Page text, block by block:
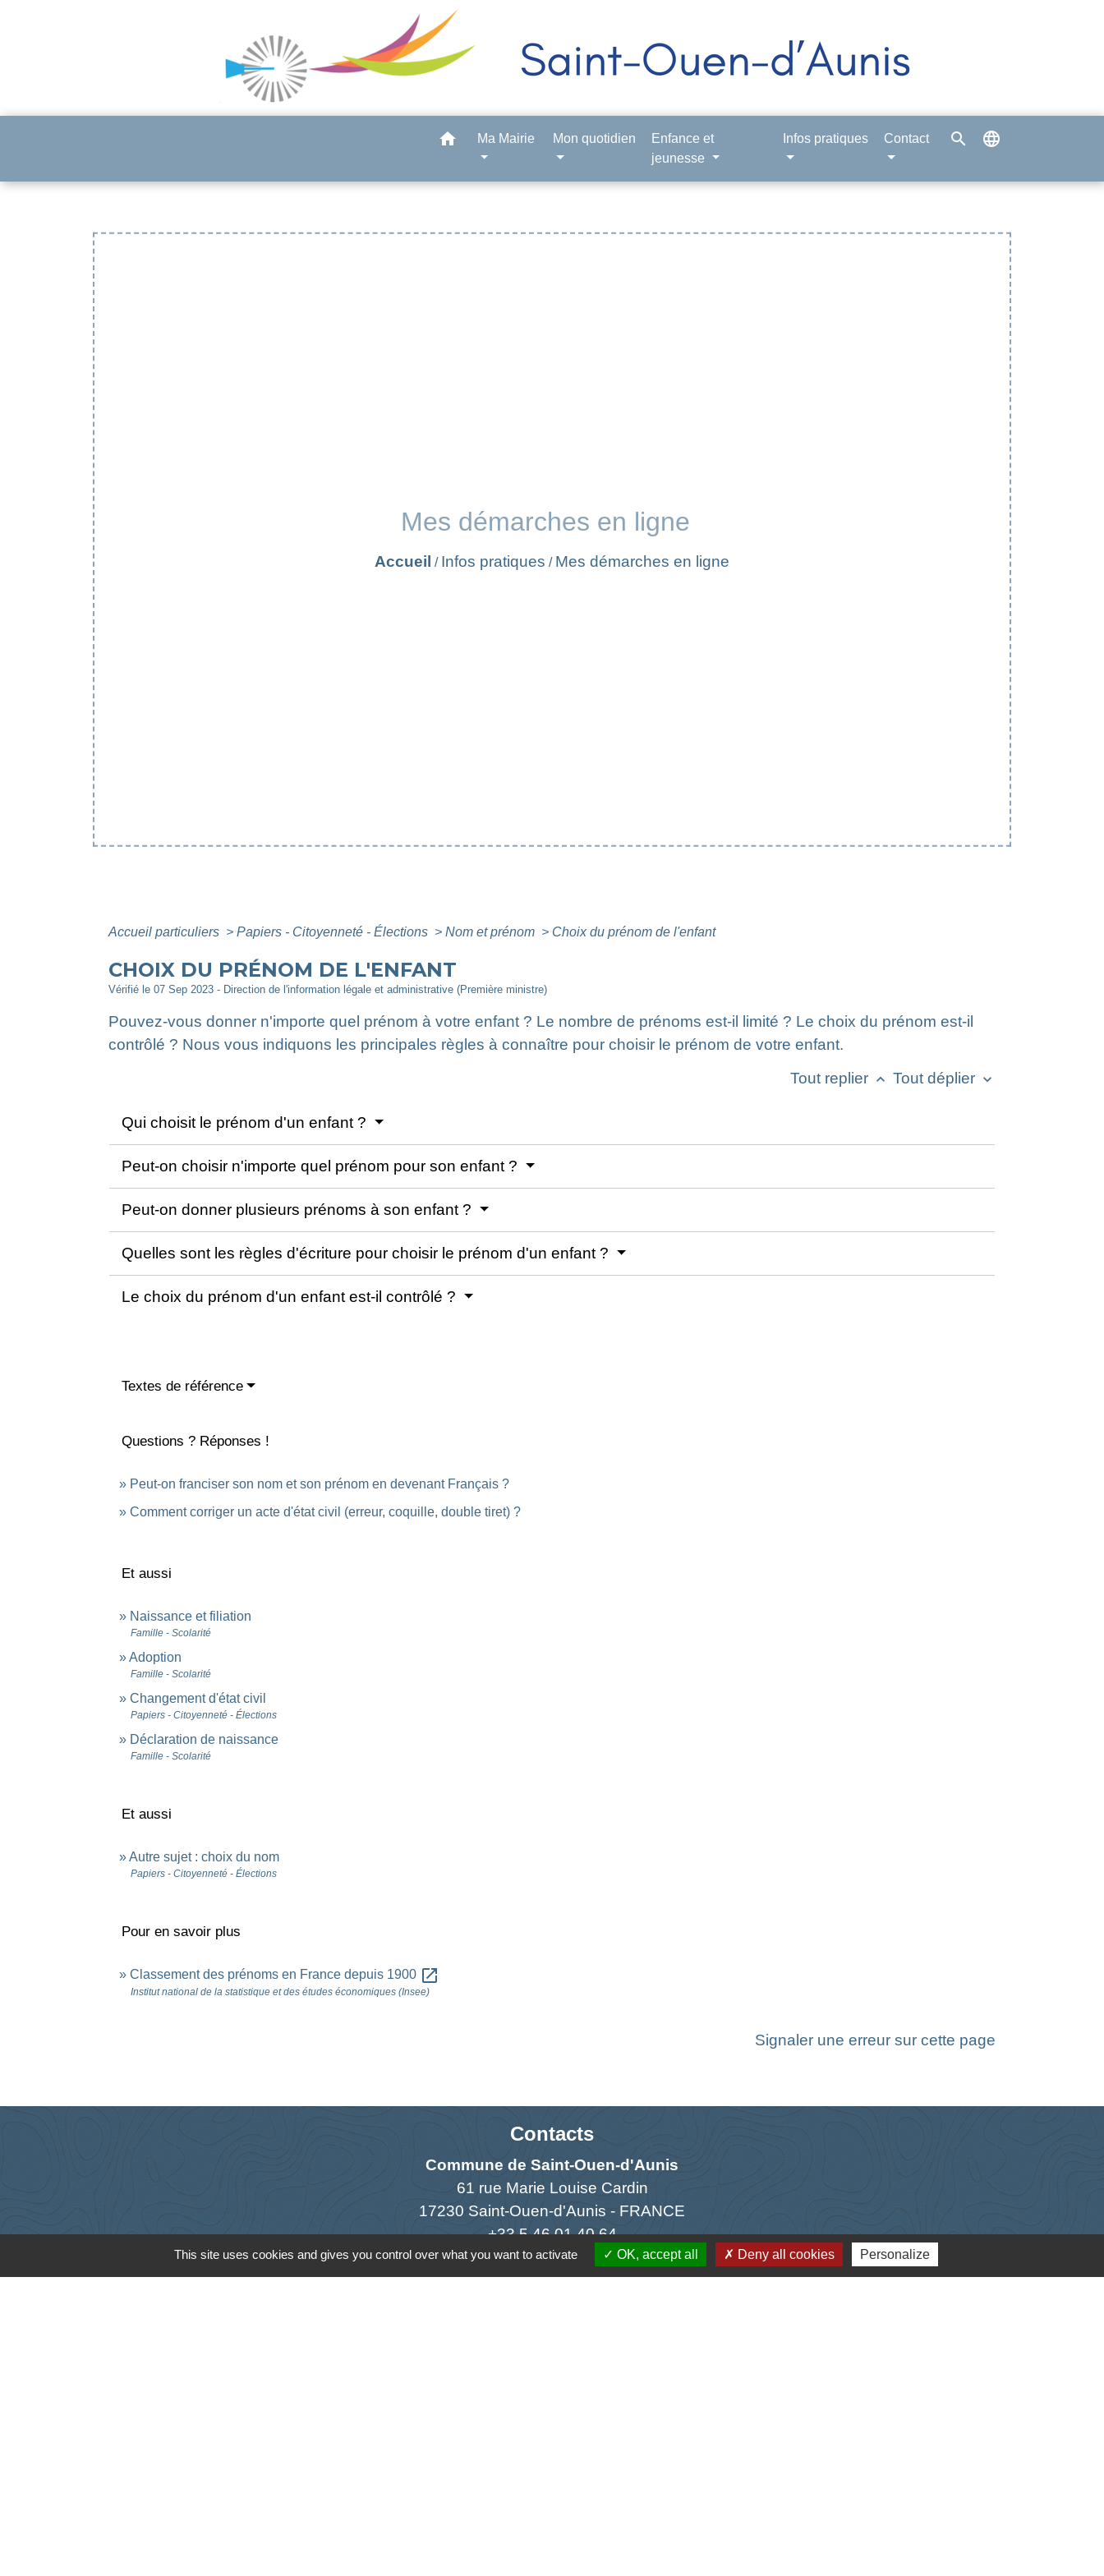
home Ma Mairie Mon quotidien
Enfance et
jeunesse
Infos pratiques Contact search language
Mes démarches en ligne
Accueil / Infos pratiques / Mes démarches en ligne
Accueil particuliers > Papiers - Citoyenneté - Élections > Nom et prénom > Choix du prénom de l'enfant
CHOIX DU PRÉNOM DE L'ENFANT
Vérifié le 07 Sep 2023 - Direction de l'information légale et administrative (Première ministre)
Pouvez-vous donner n'importe quel prénom à votre enfant ? Le nombre de prénoms est-il limité ? Le choix du prénom est-il
contrôlé ? Nous vous indiquons les principales règles à connaître pour choisir le prénom de votre enfant.
Tout replier keyboard_arrow_up Tout déplier keyboard_arrow_down
Qui choisit le prénom d'un enfant ?
Peut-on choisir n'importe quel prénom pour son enfant ?
Peut-on donner plusieurs prénoms à son enfant ?
Quelles sont les règles d'écriture pour choisir le prénom d'un enfant ?
Le choix du prénom d'un enfant est-il contrôlé ?
Textes de référence
Questions ? Réponses !
Peut-on franciser son nom et son prénom en devenant Français ?
Comment corriger un acte d'état civil (erreur, coquille, double tiret) ?
Et aussi
Naissance et filiation
Famille - Scolarité
Adoption
Famille - Scolarité
Changement d'état civil
Papiers - Citoyenneté - Élections
Déclaration de naissance
Famille - Scolarité
Et aussi
Autre sujet : choix du nom
Papiers - Citoyenneté - Élections
Pour en savoir plus
Classement des prénoms en France depuis 1900 open_in_new
Institut national de la statistique et des études économiques (Insee)
Signaler une erreur sur cette page
Contacts
Commune de Saint-Ouen-d'Aunis
61 rue Marie Louise Cardin
17230 Saint-Ouen-d'Aunis - FRANCE
+33 5 46 01 40 64
Contact par formulaire
This site uses cookies and gives you control over what you want to activate OK, accept all Deny all cookies Personalize